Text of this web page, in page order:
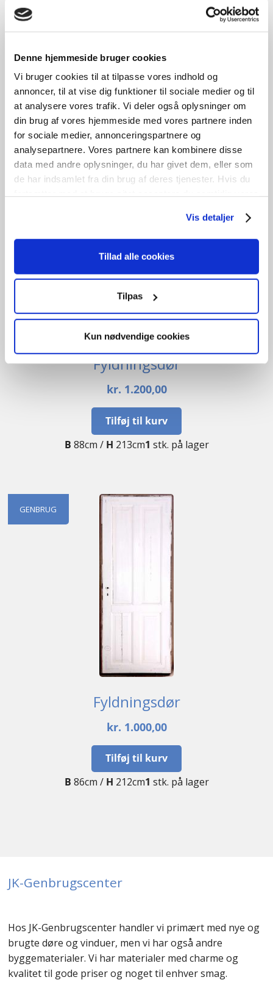
Denne hjemmeside bruger cookies
Vi bruger cookies til at tilpasse vores indhold og
annoncer, til at vise dig funktioner til sociale medier og til
at analysere vores trafik. Vi deler også oplysninger om
din brug af vores hjemmeside med vores partnere inden
for sociale medier, annonceringspartnere og
analysepartnere. Vores partnere kan kombinere disse
data med andre oplysninger, du har givet dem, eller som
de har indsamlet fra din brug af deres tjenester. Hvis du
Vis detaljer
Tillad alle cookies
Tilpas
Kun nødvendige cookies
Fyldningsdør
600,00
Tilføj til kurv
B81cm /H207cm1stk. på lager
Fyldningsdør
kr. 1.200,00
Tilføj til kurv
B 88cm / H 213cm1 stk. på lager
GENBRUG
Fyldningsdør
kr. 1.000,00
Tilføj til kurv
B 86cm / H 212cm1 stk. på lager
JK-Genbrugscenter
Hos JK-Genbrugscenter handler vi primært med nye og
brugte døre og vinduer, men vi har også andre
byggematerialer. Vi har materialer med charme og
kvalitet til gode priser og noget til enhver smag.